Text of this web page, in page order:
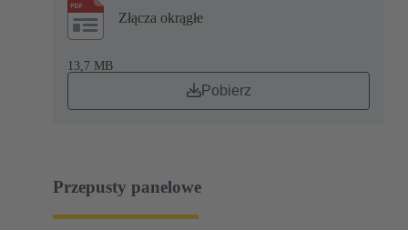
Złącza okrągłe
13,7 MB
Pobierz
Przepusty panelowe